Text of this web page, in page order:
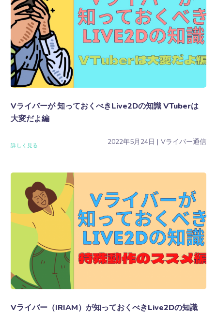
2022年5月24日 Vライバー通信
Vライバーが 知っておくべきLive2Dの知識 VTuberは
大変だよ編
詳しく見る
Vライバー（IRIAM）が知っておくべきLive2Dの知識